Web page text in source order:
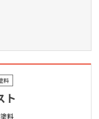
料
ト
料